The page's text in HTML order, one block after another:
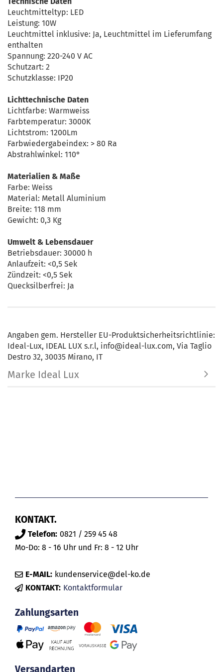
Leuchtmitteltyp: LED
Leistung: 10W
Leuchtmittel inklusive: Ja, Leuchtmittel im Lieferumfang
enthalten
Spannung: 220-240 V AC
Schutzart: 2
Schutzklasse: IP20
Lichttechnische Daten
Lichtfarbe: Warmweiss
Farbtemperatur: 3000K
Lichtstrom: 1200Lm
Farbwiedergabeindex: > 80 Ra
Abstrahlwinkel: 110°
Materialien & Maße
Farbe: Weiss
Material: Metall Aluminium
Breite: 118 mm
Gewicht: 0,3 Kg
Umwelt & Lebensdauer
Betriebsdauer: 30000 h
Anlaufzeit: <0,5 Sek
Zündzeit: <0,5 Sek
Quecksilberfrei: Ja
Angaben gem. Hersteller EU-Produktsicherheitsrichtlinie:
Ideal-Lux, IDEAL LUX s.r.l, info@ideal-lux.com, Via Taglio
Destro 32, 30035 Mirano, IT
Marke Ideal Lux
KONTAKT.
Telefon: 0821 / 259 45 48
Mo-Do: 8 - 16 Uhr und Fr: 8 - 12 Uhr
E-MAIL: kundenservice@del-ko.de
KONTAKT: Kontaktformular
Zahlungsarten
Versandarten